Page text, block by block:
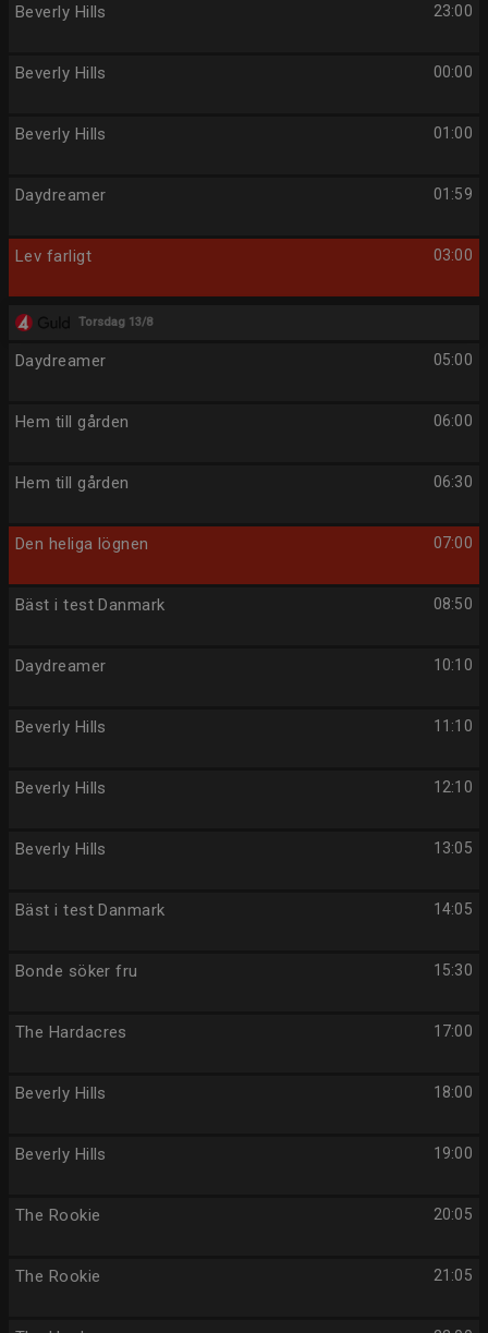
23:00
Beverly Hills
00:00
Beverly Hills
01:00
Beverly Hills
01:59
Daydreamer
03:00
Lev farligt
Torsdag 13/8
05:00
Daydreamer
06:00
Hem till gården
06:30
Hem till gården
07:00
Den heliga lögnen
08:50
Bäst i test Danmark
10:10
Daydreamer
11:10
Beverly Hills
12:10
Beverly Hills
13:05
Beverly Hills
14:05
Bäst i test Danmark
15:30
Bonde söker fru
17:00
The Hardacres
18:00
Beverly Hills
19:00
Beverly Hills
20:05
The Rookie
21:05
The Rookie